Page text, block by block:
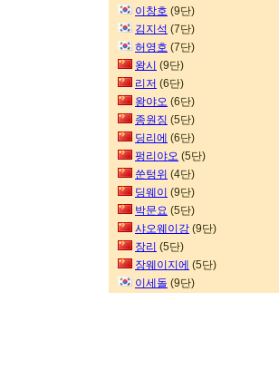
이창호 (9단)
김지석 (7단)
허영호 (7단)
왕시 (9단)
리저 (6단)
왕야오 (6단)
종원징 (5단)
딩리에 (6단)
펑리야오 (5단)
쑨텅위 (4단)
딩웨이 (9단)
박문요 (5단)
샤오웨이강 (9단)
장리 (5단)
장웨이지에 (5단)
이세돌 (9단)